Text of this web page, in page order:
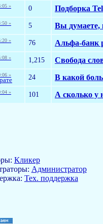
»
0 Подборка
»
5 Вы думаете,
» 76 Альфа-банк
» 1,215 Свобода
» 24 В какой
»
101 А сколько у
Кликер
Администратор
Тех. поддержка